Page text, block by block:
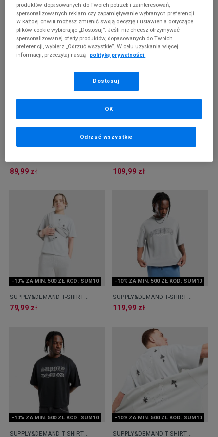
SUPPLY&DEMAND T-SHIRT
TRACKED
44,99 zł
-10% ZA MIN. 500 ZŁ KOD: SUM10
SUPPLY & DEMAND SPODNIE
BARAN JN
-10% ZA MIN. 500 ZŁ KOD: SUM10
SUPPLY&DEMAND SPODNIE VITO
2.0
89,99 zł
SUPPLY&DEMAND BLUZA Z
KAPTUREM VITO 2.0
109,99 zł
-10% ZA MIN. 500 ZŁ KOD: SUM10
SUPPLY&DEMAND T-SHIRT
OPOLIS
79,99 zł
-10% ZA MIN. 500 ZŁ KOD: SUM10
SUPPLY&DEMAND T-SHIRT
GAMER
119,99 zł
-10% ZA MIN. 500 ZŁ KOD: SUM10
SUPPLY&DEMAND T-SHIRT
-10% ZA MIN. 500 ZŁ KOD: SUM10
SUPPLY&DEMAND T-SHIRT
produktów dopasowanych do Twoich potrzeb i zainteresowań,
spersonalizowanych reklam czy zapamiętywanie wybranych preferencji.
W każdej chwili możesz zmienić swoją decyzję i ustawienia dotyczące
plików cookie wybierając „Dostosuj”. Jeśli nie chcesz otrzymywać
spersonalizowanej oferty produktów, dopasowanych do Twoich
preferencji, wybierz „Odrzuć wszystkie”. W celu uzyskania więcej
informacji, przeczytaj naszą
politykę prywatności.
Dostosuj
Odrzuć wszystkie
OK